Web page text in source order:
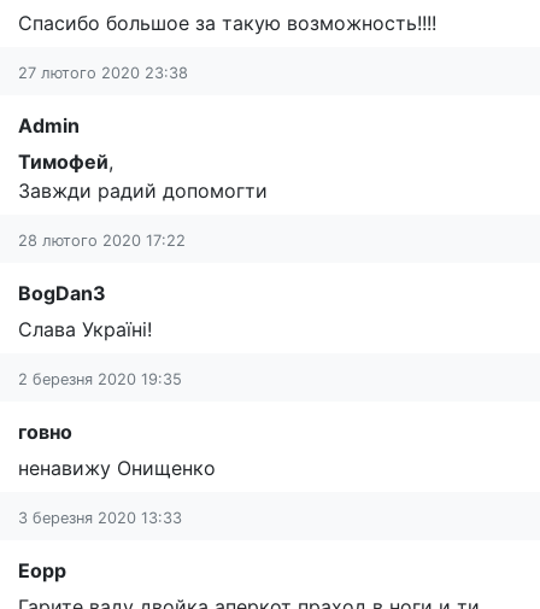
Спасибо большое за такую возможность!!!!
27 лютого 2020 23:38
Admin
Тимофей,
Завжди радий допомогти
28 лютого 2020 17:22
BogDan3
Слава Україні!
2 березня 2020 19:35
говно
ненавижу Онищенко
3 березня 2020 13:33
Еорр